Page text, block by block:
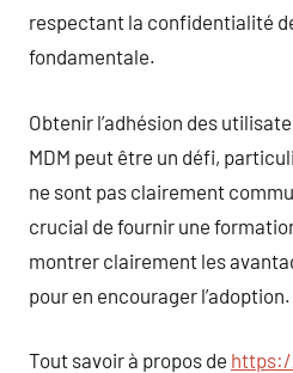
respectant la confidentialité
fondamentale.
Obtenir l’adhésion des
MDM peut être un défi,
ne sont pas clairement
crucial de fournir une
montrer clairement les
pour en encourager l’adoption.
Tout savoir à propos de